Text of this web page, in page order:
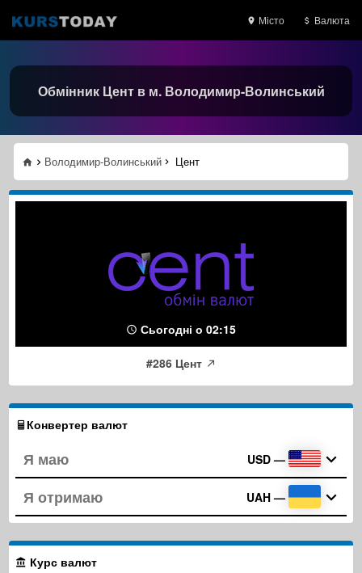
Місто Валюта
Обмінник Цент в м. Володимир-Волинський
Володимир-Волинський Цент
Сьогодні о 02:15
#286 Цент
Конвертер валют
USD —
UAH —
Курс валют